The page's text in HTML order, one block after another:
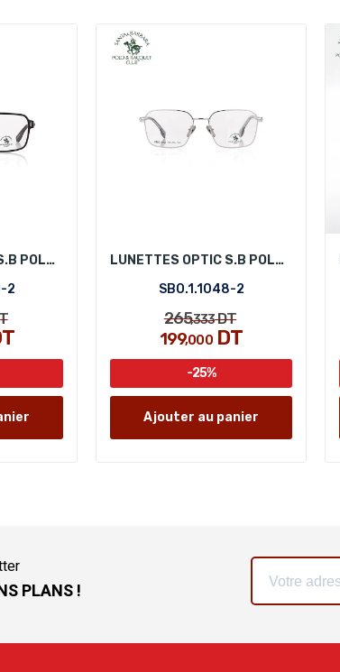
LUNETTES OPTIC S.B POLO SBO.1.1040-2
2
LUNETTES OPTIC S.B POLO SBO.1.1048-2
SBO.1.1048-2
265,333DT
199,000DT
-25%
Ajouter au panier
PLANS !